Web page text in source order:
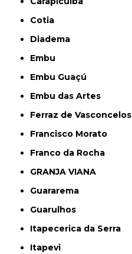
Cotia
Diadema
Embu
Embu Guaçú
Embu das Artes
Ferraz de Vasconcelos
Francisco Morato
Franco da Rocha
GRANJA VIANA
Guararema
Guarulhos
Itapecerica da Serra
Itapevi